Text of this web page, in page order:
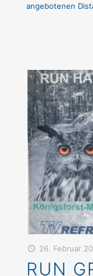
angebotenen
26. Februar
RUN